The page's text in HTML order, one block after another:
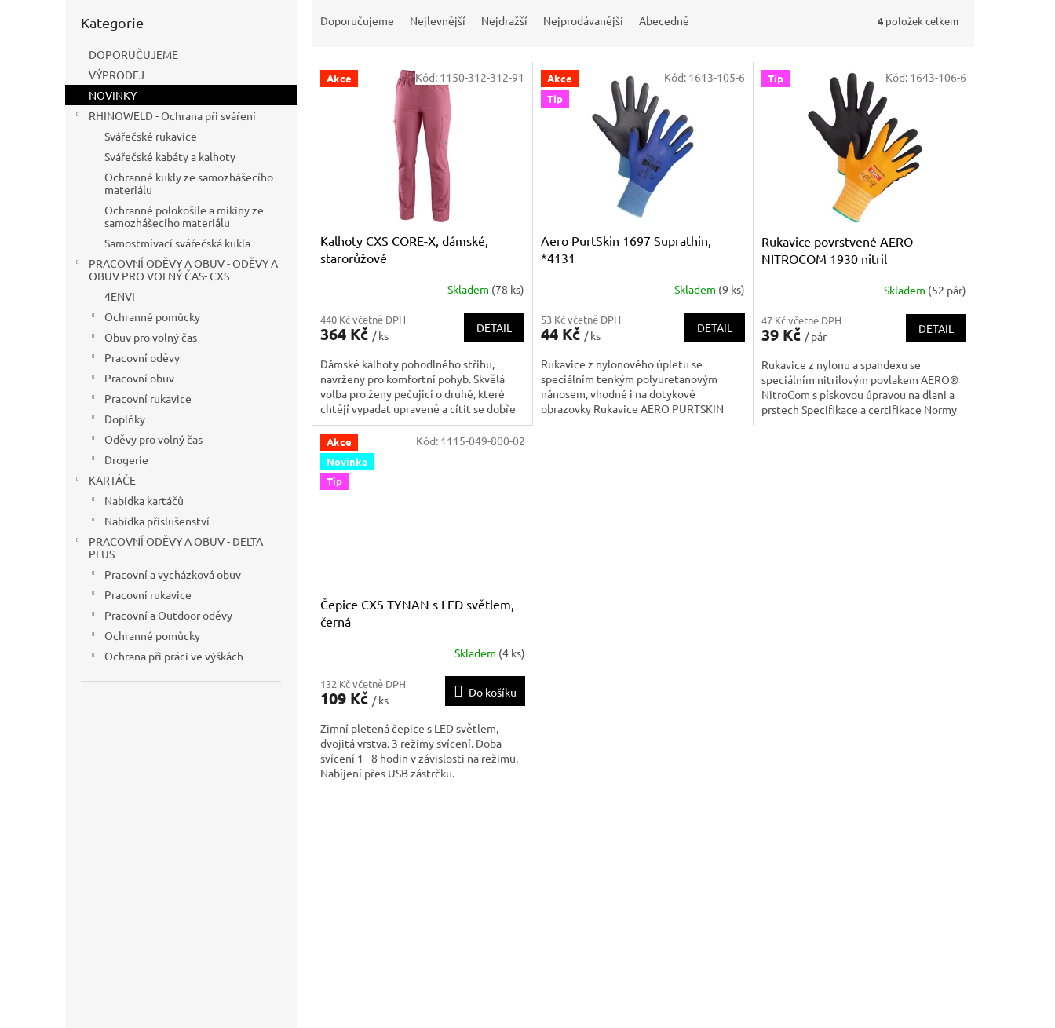
kategorie
Kategorie
DOPORUČUJEME
VÝPRODEJ
NOVINKY
RHINOWELD - Ochrana při sváření
Svářečské rukavice
Svářečské kabáty a kalhoty
Ochranné kukly ze samozhášecího
materiálu
Ochranné polokošile a mikiny ze
samozhášecího materiálu
Samostmívací svářečská kukla
PRACOVNÍ ODĚVY A OBUV - ODĚVY A
OBUV PRO VOLNÝ ČAS- CXS
4ENVI
Ochranné pomůcky
Obuv pro volný čas
Pracovní oděvy
Pracovní obuv
Pracovní rukavice
Doplňky
Oděvy pro volný čas
Drogerie
KARTÁČE
Nabídka kartáčů
Nabídka příslušenství
PRACOVNÍ ODĚVY A OBUV - DELTA
PLUS
Pracovní a vycházková obuv
Pracovní rukavice
Pracovní a Outdoor oděvy
Ochranné pomůcky
Ochrana při práci ve výškách
Doporučujeme Nejlevnější Nejdražší Nejprodávanější Abecedně 4 položek celkem
V Akce
Kalhoty CXS CORE-X, dámské,
starorůžové
Skladem (78 ks)
440 Kč včetně DPH
364 Kč / ks
DETAIL
Dámské kalhoty pohodlného střihu,
navrženy pro komfortní pohyb. Skvělá
volba pro ženy pečující o druhé, které
chtějí vypadat upraveně a cítit se dobře
po celý den. Klasický rovný střih nohavic
dodává kalhotám nadčasový charakter a
skvěle se hodí ke k
Kód: 1150-312-312-91
Akce
Tip
Aero PurtSkin 1697 Suprathin,
*4131
Skladem (9 ks)
53 Kč včetně DPH
44 Kč / ks
DETAIL
Rukavice z nylonového úpletu se
speciálním tenkým polyuretanovým
nánosem, vhodné i na dotykové
obrazovky Rukavice AERO PURTSKIN
Kód: 1613-105-6 Tip
Rukavice povrstvené AERO
NITROCOM 1930 nitril
produktu
je
z
5
hvězdiček.
Skladem (52 pár)
47 Kč včetně DPH
39 Kč / pár
DETAIL
Rukavice z nylonu a spandexu se
speciálním nitrilovým povlakem AERO®
NitroCom s pískovou úpravou na dlani a
prstech Specifikace a certifikace Normy
Kód: 1643-106-6
Akce
Novinka
Tip
Čepice CXS TYNAN s LED světlem,
černá
Skladem (4 ks)
132 Kč včetně DPH
109 Kč / ks
Do košíku
Zimní pletená čepice s LED světlem,
dvojitá vrstva. 3 režimy svícení. Doba
svícení 1 - 8 hodin v závislosti na režimu.
Nabíjení přes USB zástrčku.
Kód: 1115-049-800-02